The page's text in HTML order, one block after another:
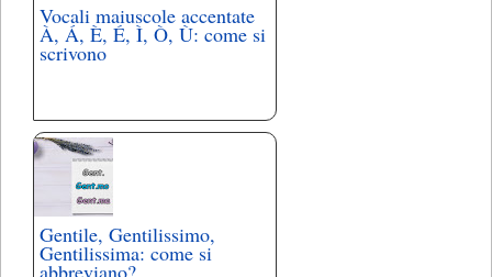
Vocali maiuscole accentate
À, Á, È, É, Ì, Ò, Ù: come si
scrivono
Gentile, Gentilissimo,
Gentilissima: come si
abbreviano?